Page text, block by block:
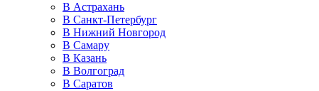
В Астрахань
В Санкт-Петербург
В Нижний Новгород
В Самару
В Казань
В Волгоград
В Саратов